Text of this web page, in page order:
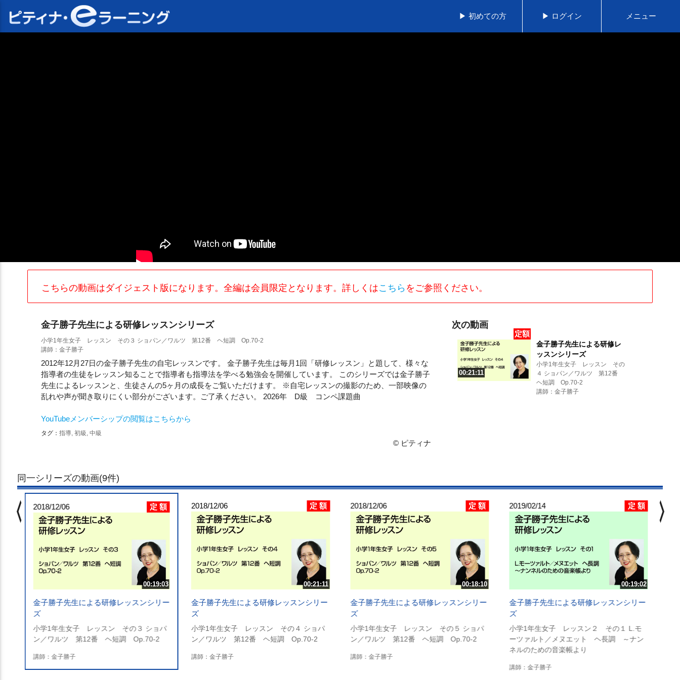
▶ 初めての方 ▶ ログイン メニュー
こちらの動画はダイジェスト版になります。全編は会員限定となります。詳しくはこちら をご参照ください。
金子勝子先生による研修レッスンシリーズ
小学1年生女子 レッスン その３ ショパン／ワルツ 第12番 ヘ短調 Op.70-2
講師：金子勝子
2012年12月27日の金子勝子先生の自宅レッスンです。 金子勝子先生は毎月1回「研修レッスン」と題して、様々な
指導者の生徒をレッスン知ることで指導者も指導法を学べる勉強会を開催しています。 このシリーズでは金子勝子
先生によるレッスンと、生徒さんの5ヶ月の成長をご覧いただけます。 ※自宅レッスンの撮影のため、一部映像の
乱れや声が聞き取りにくい部分がございます。ご了承ください。 2026年 D級 コンペ課題曲
YouTubeメンバーシップの閲覧はこちらから
タグ： 指導, 初級, 中級
© ピティナ
次の動画
定額
00:21:11
金子勝子先生による研修レ
ッスンシリーズ
小学1年生女子 レッスン その
４ ショパン／ワルツ 第12番
ヘ短調 Op.70-2
講師：金子勝子
同一シリーズの動画(9件)
2018/12/06 定 額
00:19:03
金子勝子先生による研修レッスンシリー
ズ
小学1年生女子 レッスン その３ ショパ
ン／ワルツ 第12番 ヘ短調 Op.70-2
講師：金子勝子
2018/12/06 定 額
00:21:11
金子勝子先生による研修レッスンシリー
ズ
小学1年生女子 レッスン その４ ショパ
ン／ワルツ 第12番 ヘ短調 Op.70-2
講師：金子勝子
2018/12/06 定 額
00:18:10
金子勝子先生による研修レッスンシリー
ズ
小学1年生女子 レッスン その５ ショパ
ン／ワルツ 第12番 ヘ短調 Op.70-2
講師：金子勝子
2019/02/14 定 額
00:19:02
金子勝子先生による研修レッスンシリー
ズ
小学1年生女子 レッスン２ その１ L.モ
ーツァルト／メヌエット ヘ長調 ～ナン
ネルのための音楽帳より
講師：金子勝子
chevron_left chevron_right